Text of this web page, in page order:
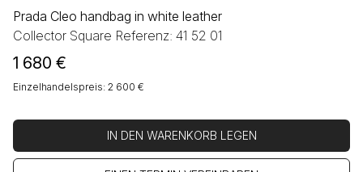
Prada Cleo handbag in white leather
Collector Square Referenz: 41 52 01
1 680 €
Einzelhandelspreis: 2 600 €
IN DEN WARENKORB LEGEN